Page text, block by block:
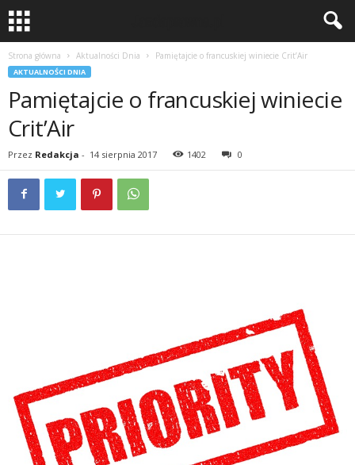
Strona główna Aktualności Dnia Pamiętajcie o francuskiej winiecie Crit’Air
AKTUALNOŚCI DNIA
Pamiętajcie o francuskiej winiecie
Crit’Air
Przez Redakcja - 14 sierpnia 2017 1402 0